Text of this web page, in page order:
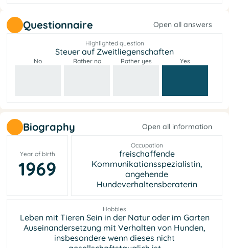
Questionnaire Open all answers
Highlighted question
Steuer auf Zweitliegenschaften
No Rather no Rather yes Yes
Biography Open all information
Year of birth
1969
Occupation
freischaffende
Kommunikationsspezialistin,
angehende
Hundeverhaltensberaterin
Hobbies
Leben mit Tieren Sein in der Natur oder im Garten
Auseinandersetzung mit Verhalten von Hunden,
insbesondere wenn dieses nicht